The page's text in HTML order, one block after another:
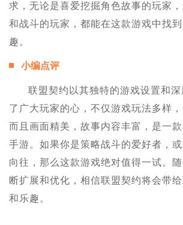
求，无论是喜爱挖掘角色故事的玩家
和战斗的玩家，都能在这款游戏中找
趣。
小编点评
联盟契约以其独特的游戏设置和
了广大玩家的心，不仅游戏玩法多样，
而且画面精美，故事内容丰富，是一
手游。如果你是策略战斗的爱好者，
向往，那么这款游戏绝对值得一试。
断扩展和优化，相信联盟契约将会带
和乐趣。